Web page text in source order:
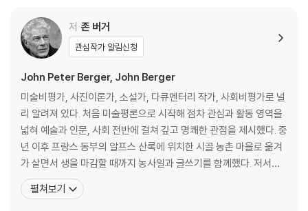
저 존 버거
관심작가 알림신청
John Peter Berger, John Berger
미술비평가, 사진이론가, 소설가, 다큐멘터리 작가, 사회비평가로 널
리 알려져 있다. 처음 미술평론으로 시작해 점차 관심과 활동 영역을
넓혀 예술과 인문, 사회 전반에 걸쳐 깊고 명쾌한 관점을 제시했다. 중
년 이후 프랑스 동부의 알프스 산록에 위치한 시골 농촌 마을로 옮겨
가 살면서 생을 마감할 때까지 농사일과 글쓰기를 함께했다. 저서로
『피카소의 성공과 실패』, 『예술과 혁명』, 『다른 방식으로 보기』, 『본
다는 것의 의미』, 『말하기의 다른 방법』, 『센스 오브 사이트』, 『그리고
펼쳐보기